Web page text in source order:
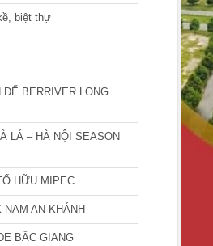
biệt thự
ĐẾ BERRIVER LONG
LÁ – HÀ NỘI SEASON
HỮU MIPEC
NAM AN KHÁNH
BẮC GIANG